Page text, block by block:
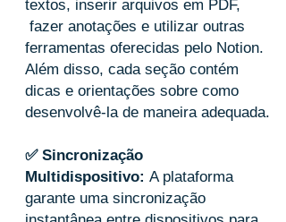
textos, inserir arquivos em PDF,
fazer anotações e utilizar outras
ferramentas oferecidas pelo Notion.
Além disso, cada seção contém
dicas e orientações sobre como
desenvolvê-la de maneira adequada.
✅ Sincronização
Multidispositivo: A plataforma
garante uma sincronização